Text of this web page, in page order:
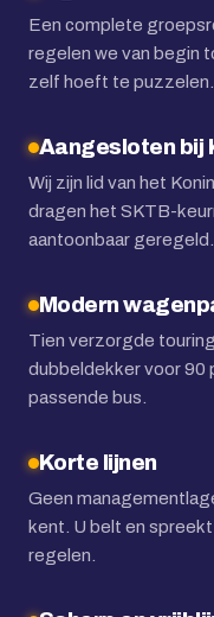
Een complete
regelen we van begin
zelf hoeft te puzzelen.
Aangesloten bij
Wij zijn lid van het
dragen het SKTB-
aantoonbaar geregeld.
Modern
Tien verzorgde
dubbeldekker voor 90
passende bus.
Korte lijnen
Geen
kent. U belt en
regelen.